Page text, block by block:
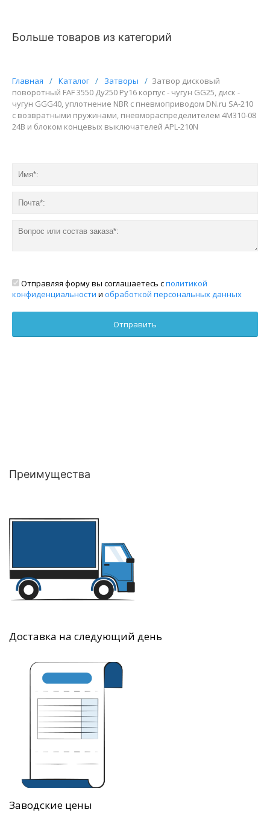
Больше товаров из категорий
Главная / Каталог / Затворы / Затвор дисковый
поворотный FAF 3550 Ду250 Ру16 корпус - чугун GG25, диск -
чугун GGG40, уплотнение NBR с пневмоприводом DN.ru SA-210
с возвратными пружинами, пневмораспределителем 4M310-08
24В и блоком концевых выключателей APL-210N
Отправляя форму вы соглашаетесь сполитикой
конфиденциальности и обработкой персональных данных
Преимущества
Доставка на следующий день
Заводские цены